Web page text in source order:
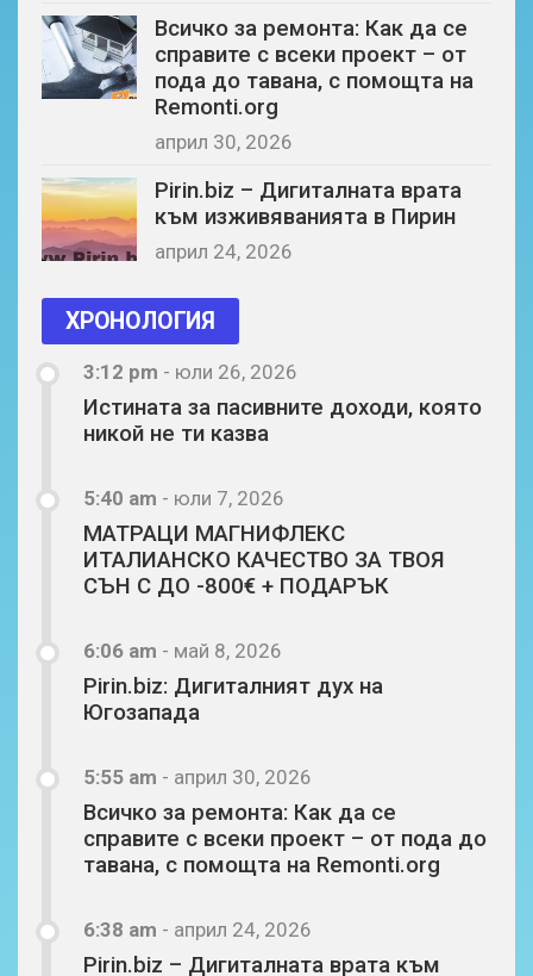
Всичко за ремонта: Как да се
справите с всеки проект – от
пода до тавана, с помощта на
Remonti.org
април 30, 2026
Pirin.biz – Дигиталната врата
към изживяванията в Пирин
април 24, 2026
ХРОНОЛОГИЯ
3:12 pm - юли 26, 2026
Истината за пасивните доходи, която
никой не ти казва
5:40 am - юли 7, 2026
МАТРАЦИ МАГНИФЛЕКС
ИТАЛИАНСКО КАЧЕСТВО ЗА ТВОЯ
СЪН С ДО -800€ + ПОДАРЪК
6:06 am - май 8, 2026
Pirin.biz: Дигиталният дух на
Югозапада
5:55 am - април 30, 2026
Всичко за ремонта: Как да се
справите с всеки проект – от пода до
тавана, с помощта на Remonti.org
6:38 am - април 24, 2026
Pirin.biz – Дигиталната врата към